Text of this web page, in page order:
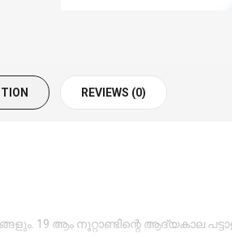
REVIEWS (0)
19 ആം നൂറ്റാണ്ടിന്റെ ആദ്യകാല